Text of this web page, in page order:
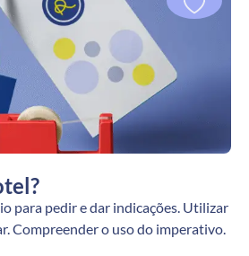
para pedir e dar indicações. Utilizar
Compreender o uso do imperativo.